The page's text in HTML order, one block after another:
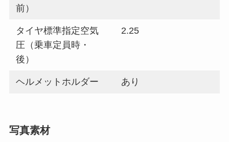
前）
タイヤ標準指定空気
圧（乗車定員時・
後）
2.25
ヘルメットホルダー あり
写真素材